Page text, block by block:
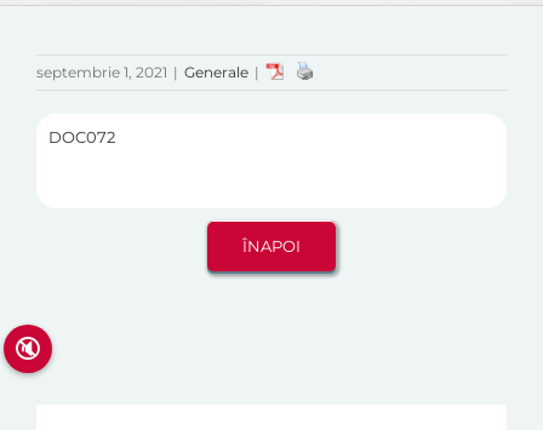
septembrie 1, 2021 | Generale |
DOC072
🔇